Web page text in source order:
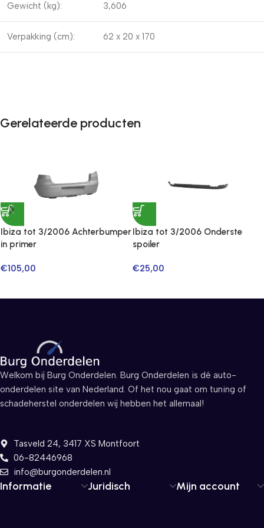
Gewicht (kg): 3,606
Verpakking (cm): 62 x 20 x 170
Gerelateerde producten
Ibiza tot 3/2006 Achterbumper
in primer
€105,00
Ibiza tot 3/2006 Onderste
spoiler
€25,00
Informatie Juridisch Mijn account
Welkom bij Burg Onderdelen. Burg Onderdelen is dé auto-
onderdelen site van Nederland. Of het nou gaat om tuning of
schadeherstel onderdelen wij hebben het allemaal!
Tasveld 24, 3417 XS Montfoort
06-82446968
info@burgonderdelen.nl